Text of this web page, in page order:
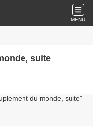
MENU
suite